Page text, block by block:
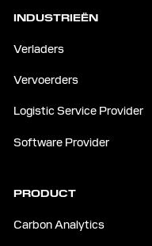
INDUSTRIEËN
Verladers
Vervoerders
Logistic Service Provider
Software Provider
PRODUCT
Carbon Analytics